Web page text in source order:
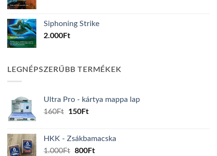
Siphoning Strike
2.000Ft
LEGNÉPSZERŰBB TERMÉKEK
Ultra Pro - kártya mappa lap
160Ft
Original
160Ft.
150FtCurrent
150Ft.
HKK - Zsákbamacska
1.000Ft Original
800FtCurrent